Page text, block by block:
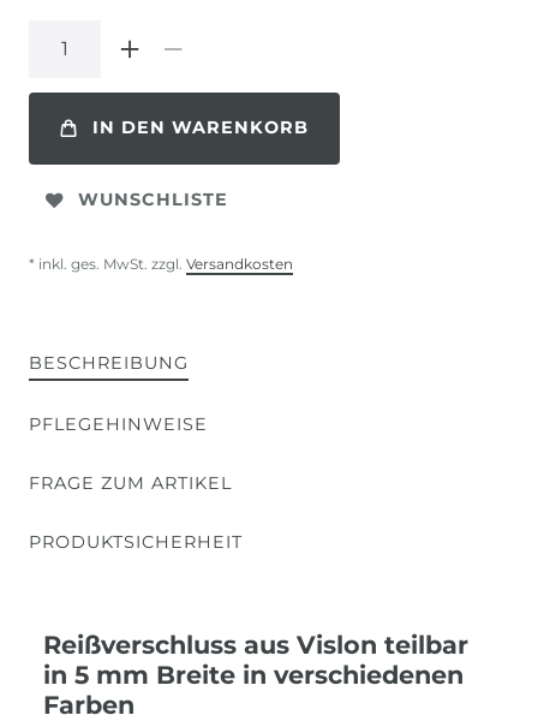
IN DEN WARENKORB
WUNSCHLISTE
* inkl. ges. MwSt. zzgl. Versandkosten
BESCHREIBUNG
PFLEGEHINWEISE
FRAGE ZUM ARTIKEL
PRODUKTSICHERHEIT
Reißverschluss aus Vislon teilbar
in 5 mm Breite in verschiedenen
Farben